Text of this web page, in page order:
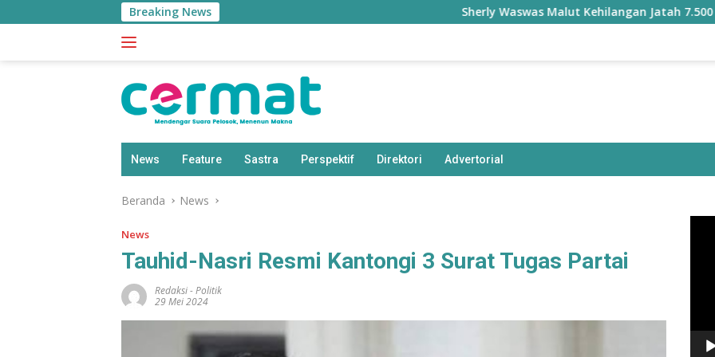
ke
Breaking News Sherly Waswas Malut Kehilangan Jatah 7.500
News Feature Sastra Perspektif Direktori Advertorial
Beranda News
News
Tauhid-Nasri Resmi Kantongi 3 Surat Tugas Partai
Redaksi-Politik
29 Mei 2024